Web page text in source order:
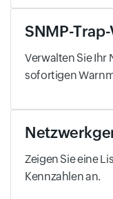
SNMP-
Verwalten Sie Ihr
sofortigen
Zeigen Sie eine
Kennzahlen an.